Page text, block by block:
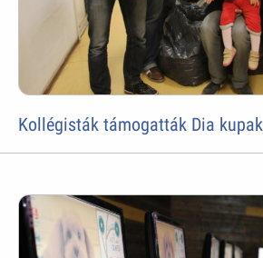
Kollégisták támogatták Dia